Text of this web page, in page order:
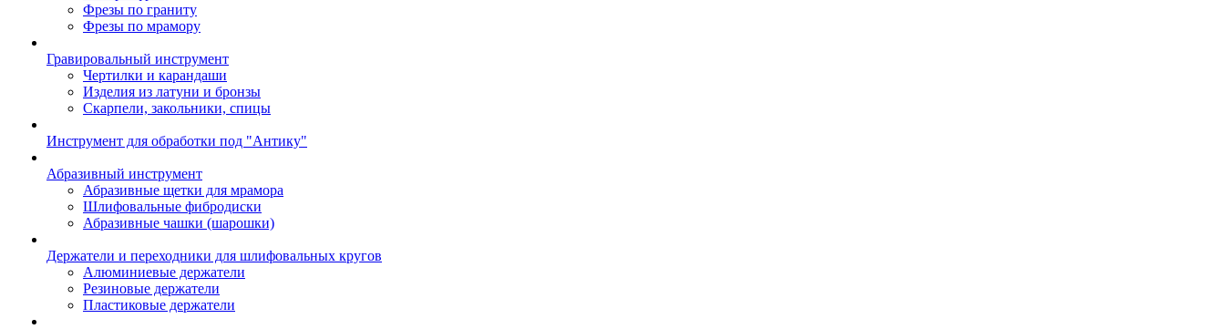
Фрезы по граниту
Фрезы по мрамору
Гравировальный инструмент
Чертилки и карандаши
Изделия из латуни и бронзы
Скарпели, закольники, спицы
Инструмент для обработки под "Антику"
Абразивный инструмент
Абразивные щетки для мрамора
Шлифовальные фибродиски
Абразивные чашки (шарошки)
Держатели и переходники для шлифовальных кругов
Алюминиевые держатели
Резиновые держатели
Пластиковые держатели